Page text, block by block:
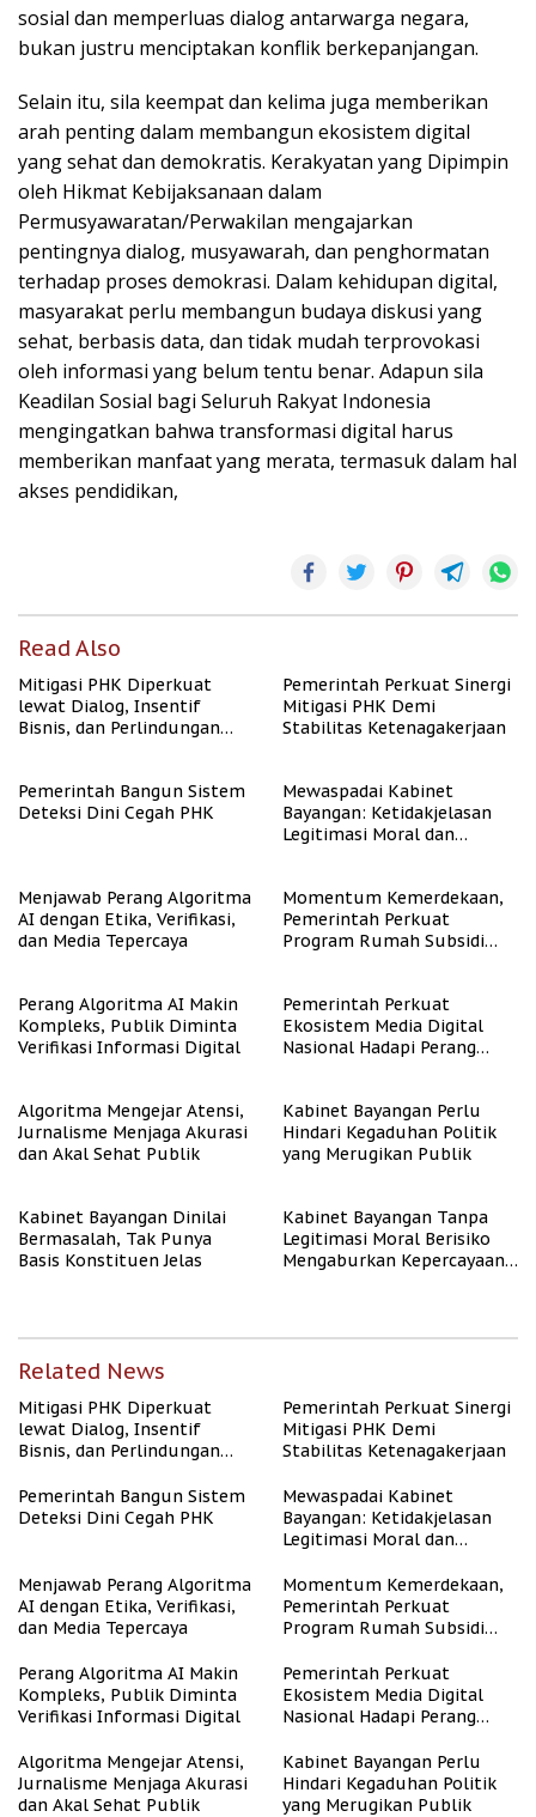
sosial dan memperluas dialog antarwarga negara,
bukan justru menciptakan konflik berkepanjangan.
Selain itu, sila keempat dan kelima juga memberikan
arah penting dalam membangun ekosistem digital
yang sehat dan demokratis. Kerakyatan yang Dipimpin
oleh Hikmat Kebijaksanaan dalam
Permusyawaratan/Perwakilan mengajarkan
pentingnya dialog, musyawarah, dan penghormatan
terhadap proses demokrasi. Dalam kehidupan digital,
masyarakat perlu membangun budaya diskusi yang
sehat, berbasis data, dan tidak mudah terprovokasi
oleh informasi yang belum tentu benar. Adapun sila
Keadilan Sosial bagi Seluruh Rakyat Indonesia
mengingatkan bahwa transformasi digital harus
memberikan manfaat yang merata, termasuk dalam hal
akses pendidikan,
Read Also
Mitigasi PHK Diperkuat
lewat Dialog, Insentif
Bisnis, dan Perlindungan
Pemerintah Perkuat Sinergi
Mitigasi PHK Demi
Stabilitas Ketenagakerjaan
Pemerintah Bangun Sistem
Deteksi Dini Cegah PHK
Mewaspadai Kabinet
Bayangan: Ketidakjelasan
Legitimasi Moral dan
Menjawab Perang Algoritma
AI dengan Etika, Verifikasi,
dan Media Tepercaya
Momentum Kemerdekaan,
Pemerintah Perkuat
Program Rumah Subsidi
Perang Algoritma AI Makin
Kompleks, Publik Diminta
Verifikasi Informasi Digital
Pemerintah Perkuat
Ekosistem Media Digital
Nasional Hadapi Perang
Algoritma Mengejar Atensi,
Jurnalisme Menjaga Akurasi
dan Akal Sehat Publik
Kabinet Bayangan Perlu
Hindari Kegaduhan Politik
yang Merugikan Publik
Kabinet Bayangan Dinilai
Bermasalah, Tak Punya
Basis Konstituen Jelas
Kabinet Bayangan Tanpa
Legitimasi Moral Berisiko
Mengaburkan Kepercayaan
Related News
Mitigasi PHK Diperkuat
lewat Dialog, Insentif
Bisnis, dan Perlindungan
Pemerintah Perkuat Sinergi
Mitigasi PHK Demi
Stabilitas Ketenagakerjaan
Pemerintah Bangun Sistem
Deteksi Dini Cegah PHK
Mewaspadai Kabinet
Bayangan: Ketidakjelasan
Legitimasi Moral dan
Menjawab Perang Algoritma
AI dengan Etika, Verifikasi,
dan Media Tepercaya
Momentum Kemerdekaan,
Pemerintah Perkuat
Program Rumah Subsidi
Berpenghasilan Rendah
Perang Algoritma AI Makin
Kompleks, Publik Diminta
Verifikasi Informasi Digital
Pemerintah Perkuat
Ekosistem Media Digital
Nasional Hadapi Perang
Algoritma Mengejar Atensi,
Jurnalisme Menjaga Akurasi
dan Akal Sehat Publik
Kabinet Bayangan Perlu
Hindari Kegaduhan Politik
yang Merugikan Publik